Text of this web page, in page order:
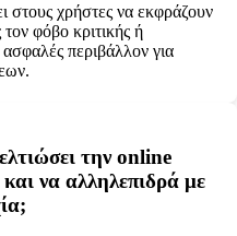
στους χρήστες να εκφράζουν
φόβο κριτικής ή
περιβάλλον για
την online
να αλληλεπιδρά με